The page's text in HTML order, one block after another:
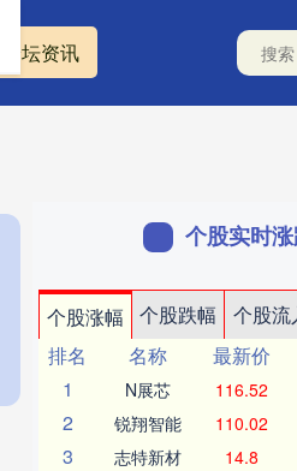
论坛资讯
个股实时
个股涨幅 个股跌幅 个股流
排名
名称 最新价
1
N展芯 116.52
2 锐翔智能 110.02
3 志特新材 14.8